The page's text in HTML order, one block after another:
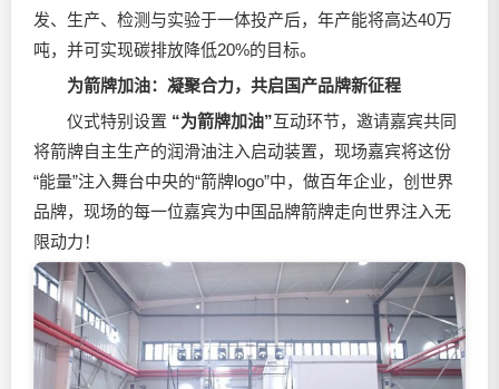
发、生产、检测与实验于一体投产后，年产能将高达40万
吨，并可实现碳排放降低20%的目标。
为箭牌加油： 凝聚合力，共启国产品牌新征程
仪式特别设置 “为箭牌加油”互动环节，邀请嘉宾共同
将箭牌自主生产的润滑油注入启动装置，现场嘉宾将这份
“能量”注入舞台中央的“箭牌logo”中，做百年企业，创世界
品牌，现场的每一位嘉宾为中国品牌箭牌走向世界注入无
限动力！